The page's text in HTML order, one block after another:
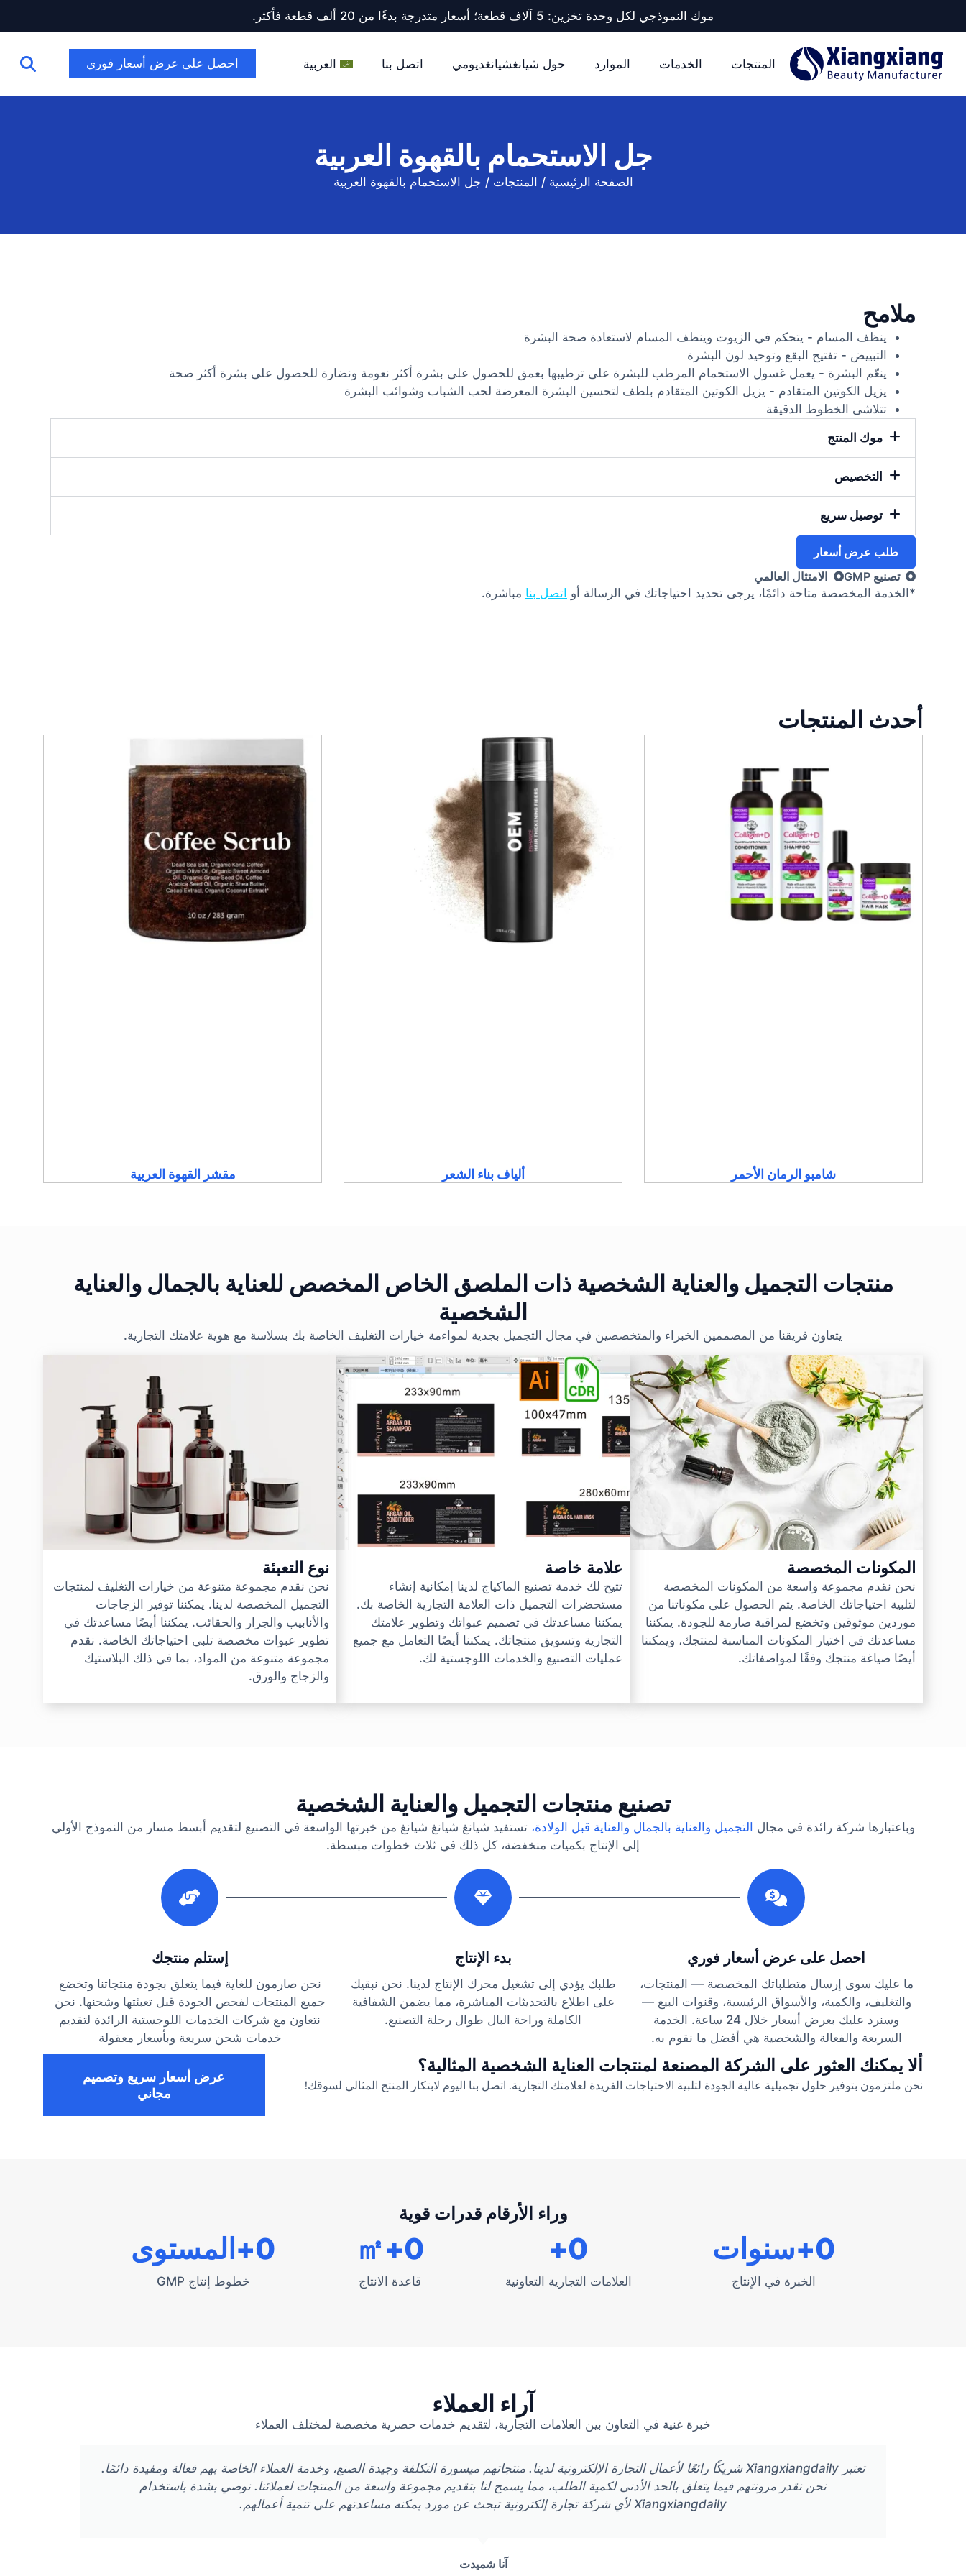
موك النموذجي لكل وحدة تخزين: 5 آلاف قطعة؛ أسعار متدرجة بدءًا من 20 ألف قطعة فأكثر.
المنتجات الخدمات الموارد حول شيانغشيانغديومي اتصل بنا العربية احصل على عرض أسعار فوري
جل الاستحمام بالقهوة العربية
الصفحة الرئيسية / المنتجات / جل الاستحمام بالقهوة العربية
ملامح
ينظف المسام - يتحكم في الزيوت وينظف المسام لاستعادة صحة البشرة
التبييض - تفتيح البقع وتوحيد لون البشرة
ينعّم البشرة - يعمل غسول الاستحمام المرطب للبشرة على ترطيبها بعمق للحصول على بشرة أكثر نعومة ونضارة للحصول على بشرة أكثر صحة
يزيل الكوتين المتقادم - يزيل الكوتين المتقادم بلطف لتحسين البشرة المعرضة لحب الشباب وشوائب البشرة
تتلاشى الخطوط الدقيقة
موك المنتج
التخصيص
توصيل سريع
طلب عرض أسعار
تصنيع GMP
الامتثال العالمي
*الخدمة المخصصة متاحة دائمًا، يرجى تحديد احتياجاتك في الرسالة أو اتصل بنا مباشرة.
أحدث المنتجات
شامبو الرمان الأحمر ألياف بناء الشعر مقشر القهوة العربية
منتجات التجميل والعناية الشخصية ذات الملصق الخاص المخصص للعناية بالجمال والعناية
الشخصية
يتعاون فريقنا من المصممين الخبراء والمتخصصين في مجال التجميل بجدية لمواءمة خيارات التغليف الخاصة بك بسلاسة مع هوية علامتك التجارية.
المكونات المخصصة
نحن نقدم مجموعة واسعة من المكونات المخصصة
لتلبية احتياجاتك الخاصة. يتم الحصول على مكوناتنا من
موردين موثوقين وتخضع لمراقبة صارمة للجودة. يمكننا
مساعدتك في اختيار المكونات المناسبة لمنتجك، ويمكننا
أيضًا صياغة منتجك وفقًا لمواصفاتك.
علامة خاصة
تتيح لك خدمة تصنيع الماكياج لدينا إمكانية إنشاء
مستحضرات التجميل ذات العلامة التجارية الخاصة بك.
يمكننا مساعدتك في تصميم عبواتك وتطوير علامتك
التجارية وتسويق منتجاتك. يمكننا أيضًا التعامل مع جميع
عمليات التصنيع والخدمات اللوجستية لك.
نوع التعبئة
نحن نقدم مجموعة متنوعة من خيارات التغليف لمنتجات
التجميل المخصصة لدينا. يمكننا توفير الزجاجات
والأنابيب والجرار والحقائب. يمكننا أيضًا مساعدتك في
تطوير عبوات مخصصة تلبي احتياجاتك الخاصة. نقدم
مجموعة متنوعة من المواد، بما في ذلك البلاستيك
والزجاج والورق.
تصنيع منتجات التجميل والعناية الشخصية
وباعتبارها شركة رائدة في مجال التجميل والعناية بالجمال والعناية قبل الولادة، تستفيد شيانغ شيانغ شيانغ من خبرتها الواسعة في التصنيع لتقديم أبسط مسار من النموذج الأولي
إلى الإنتاج بكميات منخفضة، كل ذلك في ثلاث خطوات مبسطة.
احصل على عرض أسعار فوري
ما عليك سوى إرسال متطلباتك المخصصة — المنتجات،
والتغليف، والكمية، والأسواق الرئيسية، وقنوات البيع —
وسنرد عليك بعرض أسعار خلال 24 ساعة. الخدمة
السريعة والفعالة والشخصية هي أفضل ما نقوم به.
بدء الإنتاج
طلبك يؤدي إلى تشغيل محرك الإنتاج لدينا. نحن نبقيك
على اطلاع بالتحديثات المباشرة، مما يضمن الشفافية
الكاملة وراحة البال طوال رحلة التصنيع.
إستلم منتجك
نحن صارمون للغاية فيما يتعلق بجودة منتجاتنا وتخضع
جميع المنتجات لفحص الجودة قبل تعبئتها وشحنها. نحن
نتعاون مع شركات الخدمات اللوجستية الرائدة لتقديم
خدمات شحن سريعة وبأسعار معقولة
ألا يمكنك العثور على الشركة المصنعة لمنتجات العناية الشخصية المثالية؟
نحن ملتزمون بتوفير حلول تجميلية عالية الجودة لتلبية الاحتياجات الفريدة لعلامتك التجارية. اتصل بنا اليوم لابتكار المنتج المثالي لسوقك!
عرض أسعار سريع وتصميم
مجاني
وراء الأرقام قدرات قوية
الخبرة في الإنتاج
0+سنوات
العلامات التجارية التعاونية
0
+
قاعدة الانتاج
0
+㎡
خطوط إنتاج GMP
0+المستوى
آراء العملاء
خبرة غنية في التعاون بين العلامات التجارية، لتقديم خدمات حصرية مخصصة لمختلف العملاء
تعتبر Xiangxiangdaily شريكًا رائعًا لأعمال التجارة الإلكترونية لدينا. منتجاتهم ميسورة التكلفة وجيدة الصنع، وخدمة العملاء الخاصة بهم فعالة ومفيدة دائمًا.
نحن نقدر مرونتهم فيما يتعلق بالحد الأدنى لكمية الطلب، مما يسمح لنا بتقديم مجموعة واسعة من المنتجات لعملائنا. نوصي بشدة باستخدام
Xiangxiangdaily لأي شركة تجارة إلكترونية تبحث عن مورد يمكنه مساعدتهم على تنمية أعمالهم.
آنا شميدت